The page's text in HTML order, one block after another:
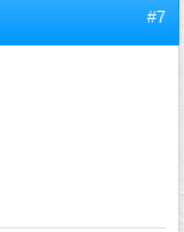
#7